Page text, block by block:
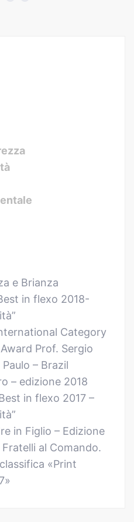
e Brianza
in flexo 2018-
Category
Prof. Sergio
– Brazil
– edizione 2018
in flexo 2017 –
in Figlio – Edizione
al Comando.
«Print